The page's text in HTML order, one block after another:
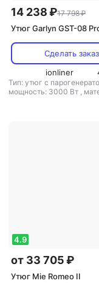
14 238 ₽17 798 ₽
Утюг Garlyn GST-08
Сделать заказ
ionliner
Тип: утюг с
мощность: 3000 Вт ,
4.9
от 33 705 ₽
Утюг Mie Romeo II